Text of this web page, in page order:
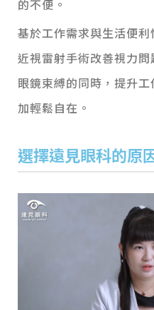
的不便。
基於工作需求與生活便
近視雷射手術改善視力
眼鏡束縛的同時，提升
加輕鬆自在。
選擇遠見眼科的原